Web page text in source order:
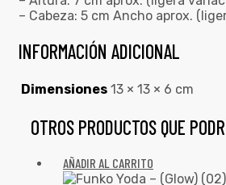
– Cabeza: 5 cm Ancho aprox.
INFORMACIÓN ADICIONAL
Dimensiones 13 × 13 × 6 cm
OTROS PRODUCTOS QUE
AÑADIR AL CARRITO